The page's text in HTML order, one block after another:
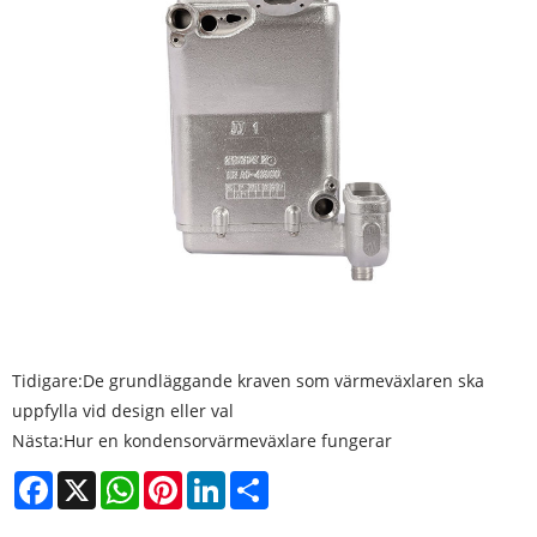
Tidigare:De grundläggande kraven som värmeväxlaren ska
uppfylla vid design eller val
Nästa:Hur en kondensorvärmeväxlare fungerar
Facebook
X WhatsAppPinterestLinkedIn